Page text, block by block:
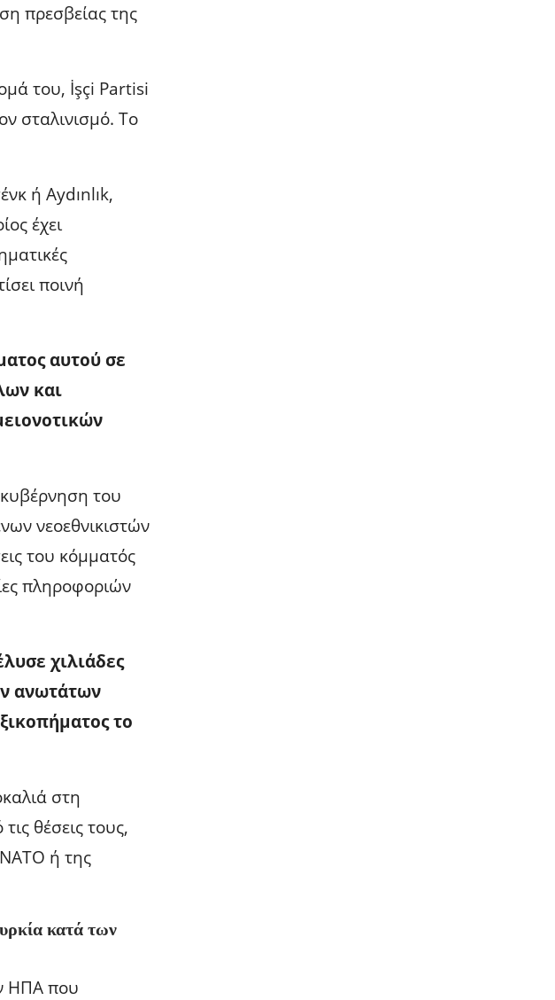
πρεσβείας της
του, İşçi Partisi
σταλινισμό. Το
ή Aydınlık,
έχει
ποινή
αυτού σε
και
κυβέρνηση του
νεοεθνικιστών
του κόμματός
πληροφοριών
χιλιάδες
ανωτάτων
το
στη
θέσεις τους,
ΝΑΤΟ ή της
κατά των
ΗΠΑ που